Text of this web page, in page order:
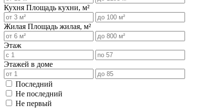
Кухня Площадь кухни, м²
Жилая Площадь жилая, м²
Этаж
Этажей в доме
Последний
Не последний
Не первый